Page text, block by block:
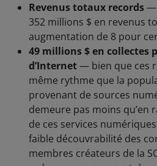
Revenus totaux records—
352 millions $ en revenus
augmentation de 8 pour
49 millions $ en collectes
d’Internet— bien que ces
même rythme que la
provenant de sources
demeure pas moins qu’en
de ces services
faible découvrabilité des
membres créateurs de la